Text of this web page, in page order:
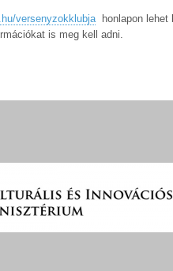
versenyzokklubjahonlapon lehet
is meg kell adni.